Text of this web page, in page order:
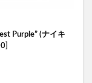
Purple” (ナイキ